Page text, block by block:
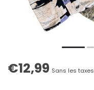
€12,99 Sans les taxes